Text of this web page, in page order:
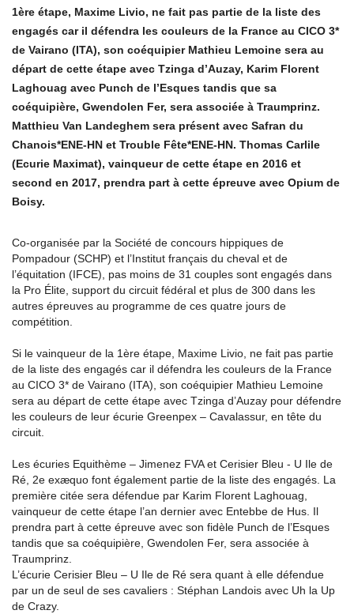
1ère étape, Maxime Livio, ne fait pas partie de la liste des
engagés car il défendra les couleurs de la France au CICO 3*
de Vairano (ITA), son coéquipier Mathieu Lemoine sera au
départ de cette étape avec Tzinga d’Auzay, Karim Florent
Laghouag avec Punch de l’Esques tandis que sa
coéquipière, Gwendolen Fer, sera associée à Traumprinz.
Matthieu Van Landeghem sera présent avec Safran du
Chanois*ENE-HN et Trouble Fête*ENE-HN. Thomas Carlile
(Ecurie Maximat), vainqueur de cette étape en 2016 et
second en 2017, prendra part à cette épreuve avec Opium de
Boisy.
Co-organisée par la Société de concours hippiques de
Pompadour (SCHP) et l’Institut français du cheval et de
l’équitation (IFCE), pas moins de 31 couples sont engagés dans
la Pro Élite, support du circuit fédéral et plus de 300 dans les
autres épreuves au programme de ces quatre jours de
compétition.
Si le vainqueur de la 1ère étape, Maxime Livio, ne fait pas partie
de la liste des engagés car il défendra les couleurs de la France
au CICO 3* de Vairano (ITA), son coéquipier Mathieu Lemoine
sera au départ de cette étape avec Tzinga d’Auzay pour défendre
les couleurs de leur écurie Greenpex – Cavalassur, en tête du
circuit.
Les écuries Equithème – Jimenez FVA et Cerisier Bleu - U Ile de
Ré, 2e exæquo font également partie de la liste des engagés. La
première citée sera défendue par Karim Florent Laghouag,
vainqueur de cette étape l’an dernier avec Entebbe de Hus. Il
prendra part à cette épreuve avec son fidèle Punch de l’Esques
tandis que sa coéquipière, Gwendolen Fer, sera associée à
Traumprinz.
L’écurie Cerisier Bleu – U Ile de Ré sera quant à elle défendue
par un de seul de ses cavaliers : Stéphan Landois avec Uh la Up
de Crazy.